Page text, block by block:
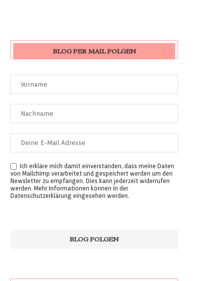
BLOG PER MAIL FOLGEN
Ich erkläre mich damit einverstanden, dass meine Daten
von Mailchimp verarbeitet und gespeichert werden um den
Newsletter zu empfangen. Dies kann jederzeit widerrufen
werden. Mehr Informationen können in der
Datenschutzerklärung eingesehen werden.